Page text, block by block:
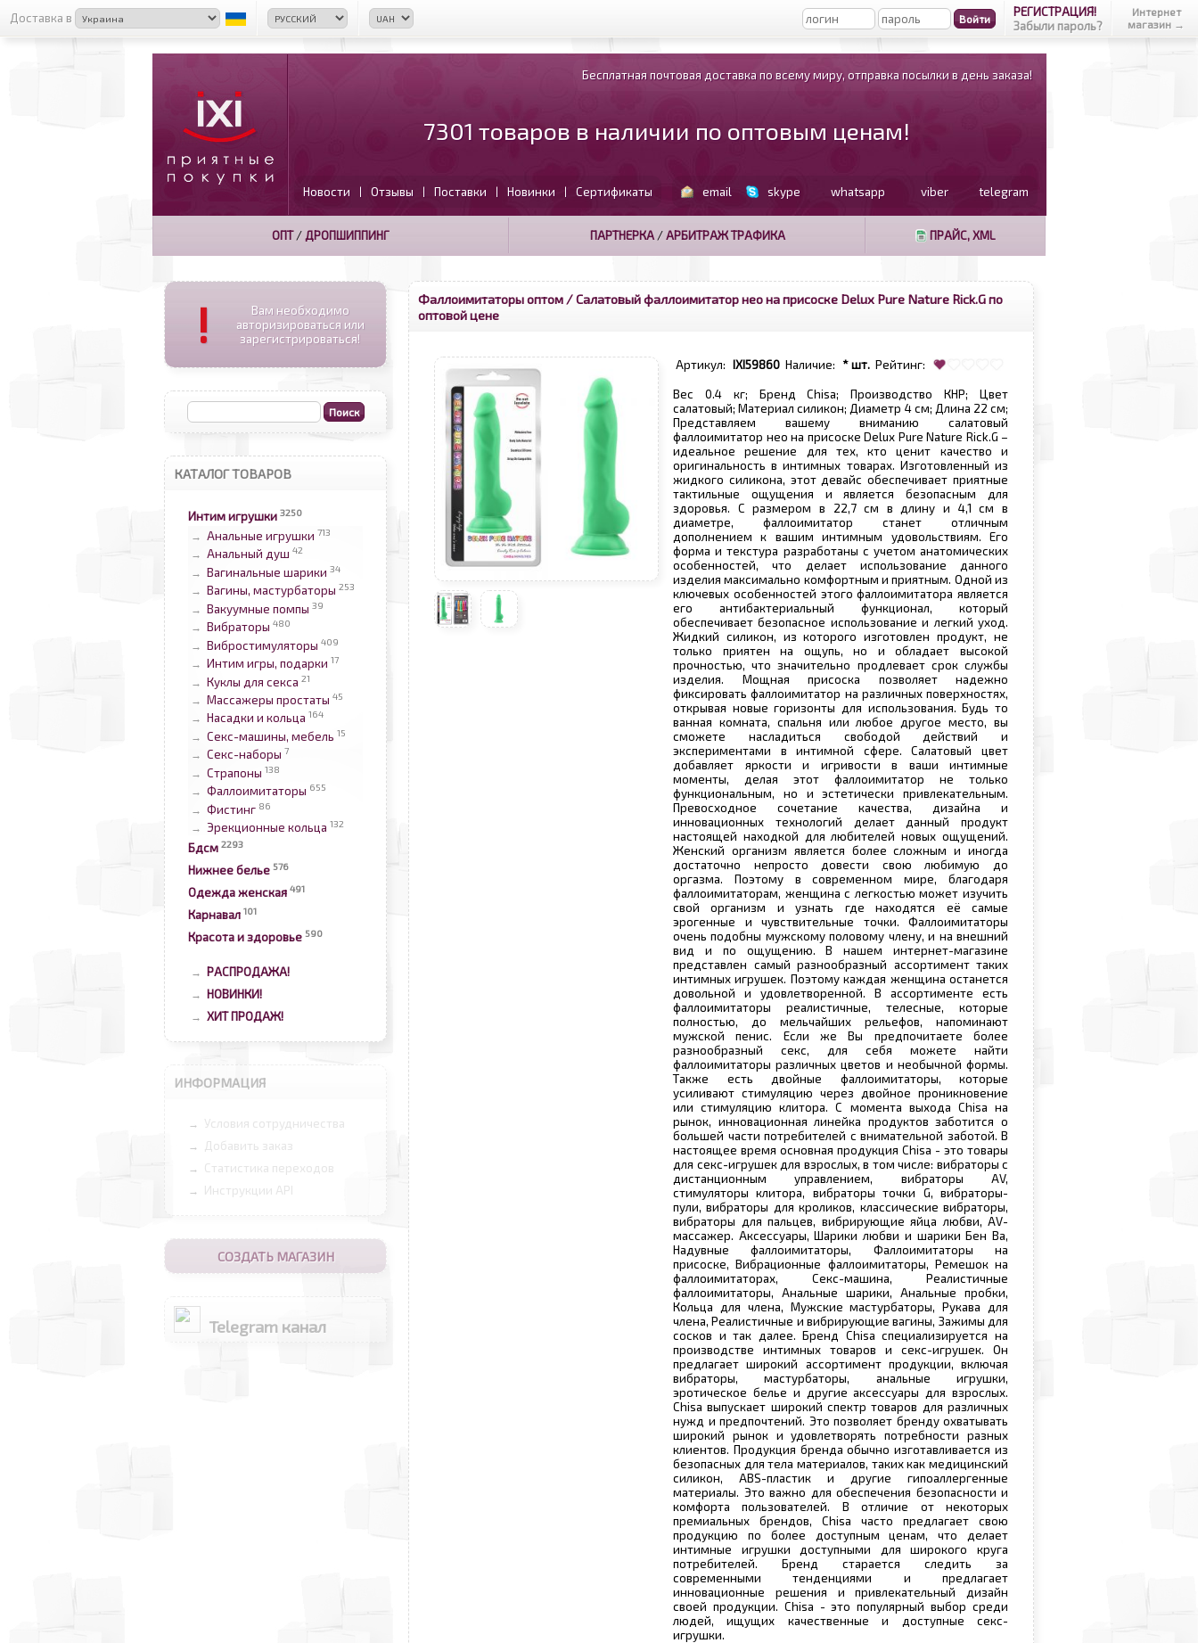
Доставка в
РЕГИСТРАЦИЯ!
Забыли пароль?
Интернет
магазин →
Бесплатная почтовая доставка по всему миру, отправка посылки в день заказа!
7301 товаров в наличии по оптовым ценам!
Новости | Отзывы | Поставки | Новинки | Сертификаты email skype whatsapp viber telegram
ОПТ/ ДРОПШИППИНГ ПАРТНЕРКА/АРБИТРАЖ ТРАФИКА ПРАЙС, XML
!
Вам необходимо
авторизироваться или
зарегистрироваться!
КАТАЛОГ ТОВАРОВ
Интим игрушки 3250
→ Анальные игрушки 713
→ Анальный душ 42
→ Вагинальные шарики 34
→ Вагины, мастурбаторы 253
→ Вакуумные помпы 39
→ Вибраторы 480
→ Вибростимуляторы 409
→ Интим игры, подарки 17
→ Куклы для секса 21
→ Массажеры простаты 45
→ Насадки и кольца 164
→ Секс-машины, мебель 15
→ Секс-наборы 7
→ Страпоны 138
→ Фаллоимитаторы 655
→ Фистинг 86
→ Эрекционные кольца 132
Бдсм 2293
Нижнее белье 576
Одежда женская 491
Карнавал 101
Красота и здоровье 590
→ РАСПРОДАЖА!
→ НОВИНКИ!
→ ХИТ ПРОДАЖ!
ИНФОРМАЦИЯ
→ Условия сотрудничества
→ Добавить заказ
→ Статистика переходов
→ Инструкции API
СОЗДАТЬ МАГАЗИН
Telegram канал
Фаллоимитаторы оптом / Салатовый фаллоимитатор нео на присоске Delux Pure Nature Rick.G по
оптовой цене
Артикул: IXI59860 Наличие: * шт. Рейтинг:
Вес 0.4 кг; Бренд Chisa; Производство КНР; Цвет
салатовый; Материал силикон; Диаметр 4 см; Длина 22 см;
Представляем вашему вниманию салатовый
фаллоимитатор нео на присоске Delux Pure Nature Rick.G –
идеальное решение для тех, кто ценит качество и
оригинальность в интимных товарах. Изготовленный из
жидкого силикона, этот девайс обеспечивает приятные
тактильные ощущения и является безопасным для
здоровья. С размером в 22,7 см в длину и 4,1 см в
диаметре, фаллоимитатор станет отличным
дополнением к вашим интимным удовольствиям. Его
форма и текстура разработаны с учетом анатомических
особенностей, что делает использование данного
изделия максимально комфортным и приятным. Одной из
ключевых особенностей этого фаллоимитатора является
его антибактериальный функционал, который
обеспечивает безопасное использование и легкий уход.
Жидкий силикон, из которого изготовлен продукт, не
только приятен на ощупь, но и обладает высокой
прочностью, что значительно продлевает срок службы
изделия. Мощная присоска позволяет надежно
фиксировать фаллоимитатор на различных поверхностях,
открывая новые горизонты для использования. Будь то
ванная комната, спальня или любое другое место, вы
сможете насладиться свободой действий и
экспериментами в интимной сфере. Салатовый цвет
добавляет яркости и игривости в ваши интимные
моменты, делая этот фаллоимитатор не только
функциональным, но и эстетически привлекательным.
Превосходное сочетание качества, дизайна и
инновационных технологий делает данный продукт
настоящей находкой для любителей новых ощущений.
Женский организм является более сложным и иногда
достаточно непросто довести свою любимую до
оргазма. Поэтому в современном мире, благодаря
фаллоимитаторам, женщина с легкостью может изучить
свой организм и узнать где находятся её самые
эрогенные и чувствительные точки. Фаллоимитаторы
очень подобны мужскому половому члену, и на внешний
вид и по ощущению. В нашем интернет-магазине
представлен самый разнообразный ассортимент таких
интимных игрушек. Поэтому каждая женщина останется
довольной и удовлетворенной. В ассортименте есть
фаллоимитаторы реалистичные, телесные, которые
полностью, до мельчайших рельефов, напоминают
мужской пенис. Если же Вы предпочитаете более
разнообразный секс, для себя можете найти
фаллоимитаторы различных цветов и необычной формы.
Также есть двойные фаллоимитаторы, которые
усиливают стимуляцию через двойное проникновение
или стимуляцию клитора. С момента выхода Chisa на
рынок, инновационная линейка продуктов заботится о
большей части потребителей с внимательной заботой. В
настоящее время основная продукция Chisa - это товары
для секс-игрушек для взрослых, в том числе: вибраторы с
дистанционным управлением, вибраторы AV,
стимуляторы клитора, вибраторы точки G, вибраторы-
пули, вибраторы для кроликов, классические вибраторы,
вибраторы для пальцев, вибрирующие яйца любви, AV-
массажер. Аксессуары, Шарики любви и шарики Бен Ва,
Надувные фаллоимитаторы, Фаллоимитаторы на
присоске, Вибрационные фаллоимитаторы, Ремешок на
фаллоимитаторах, Секс-машина, Реалистичные
фаллоимитаторы, Анальные шарики, Анальные пробки,
Кольца для члена, Мужские мастурбаторы, Рукава для
члена, Реалистичные и вибрирующие вагины, Зажимы для
сосков и так далее. Бренд Chisa специализируется на
производстве интимных товаров и секс-игрушек. Он
предлагает широкий ассортимент продукции, включая
вибраторы, мастурбаторы, анальные игрушки,
эротическое белье и другие аксессуары для взрослых.
Chisa выпускает широкий спектр товаров для различных
нужд и предпочтений. Это позволяет бренду охватывать
широкий рынок и удовлетворять потребности разных
клиентов. Продукция бренда обычно изготавливается из
безопасных для тела материалов, таких как медицинский
силикон, ABS-пластик и другие гипоаллергенные
материалы. Это важно для обеспечения безопасности и
комфорта пользователей. В отличие от некоторых
премиальных брендов, Chisa часто предлагает свою
продукцию по более доступным ценам, что делает
интимные игрушки доступными для широкого круга
потребителей. Бренд старается следить за
современными тенденциями и предлагает
инновационные решения и привлекательный дизайн
своей продукции. Chisa - это популярный выбор среди
людей, ищущих качественные и доступные секс-
игрушки.